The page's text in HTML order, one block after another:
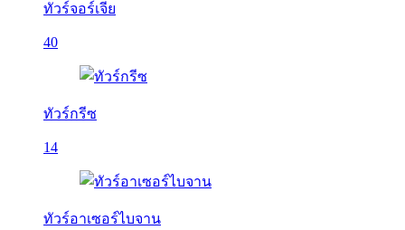
ทัวร์จอร์เจีย
40
ทัวร์กรีซ
14
ทัวร์อาเซอร์ไบจาน